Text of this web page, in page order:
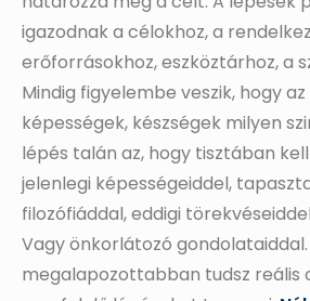
igazodnak a célokhoz, a
erőforrásokhoz, eszköztárhoz, a
Mindig figyelembe veszik, hogy
képességek, készségek milyen
lépés talán az, hogy tisztában
jelenlegi képességeiddel,
filozófiáddal, eddigi
Vagy önkorlátozó
megalapozottabban tudsz reális